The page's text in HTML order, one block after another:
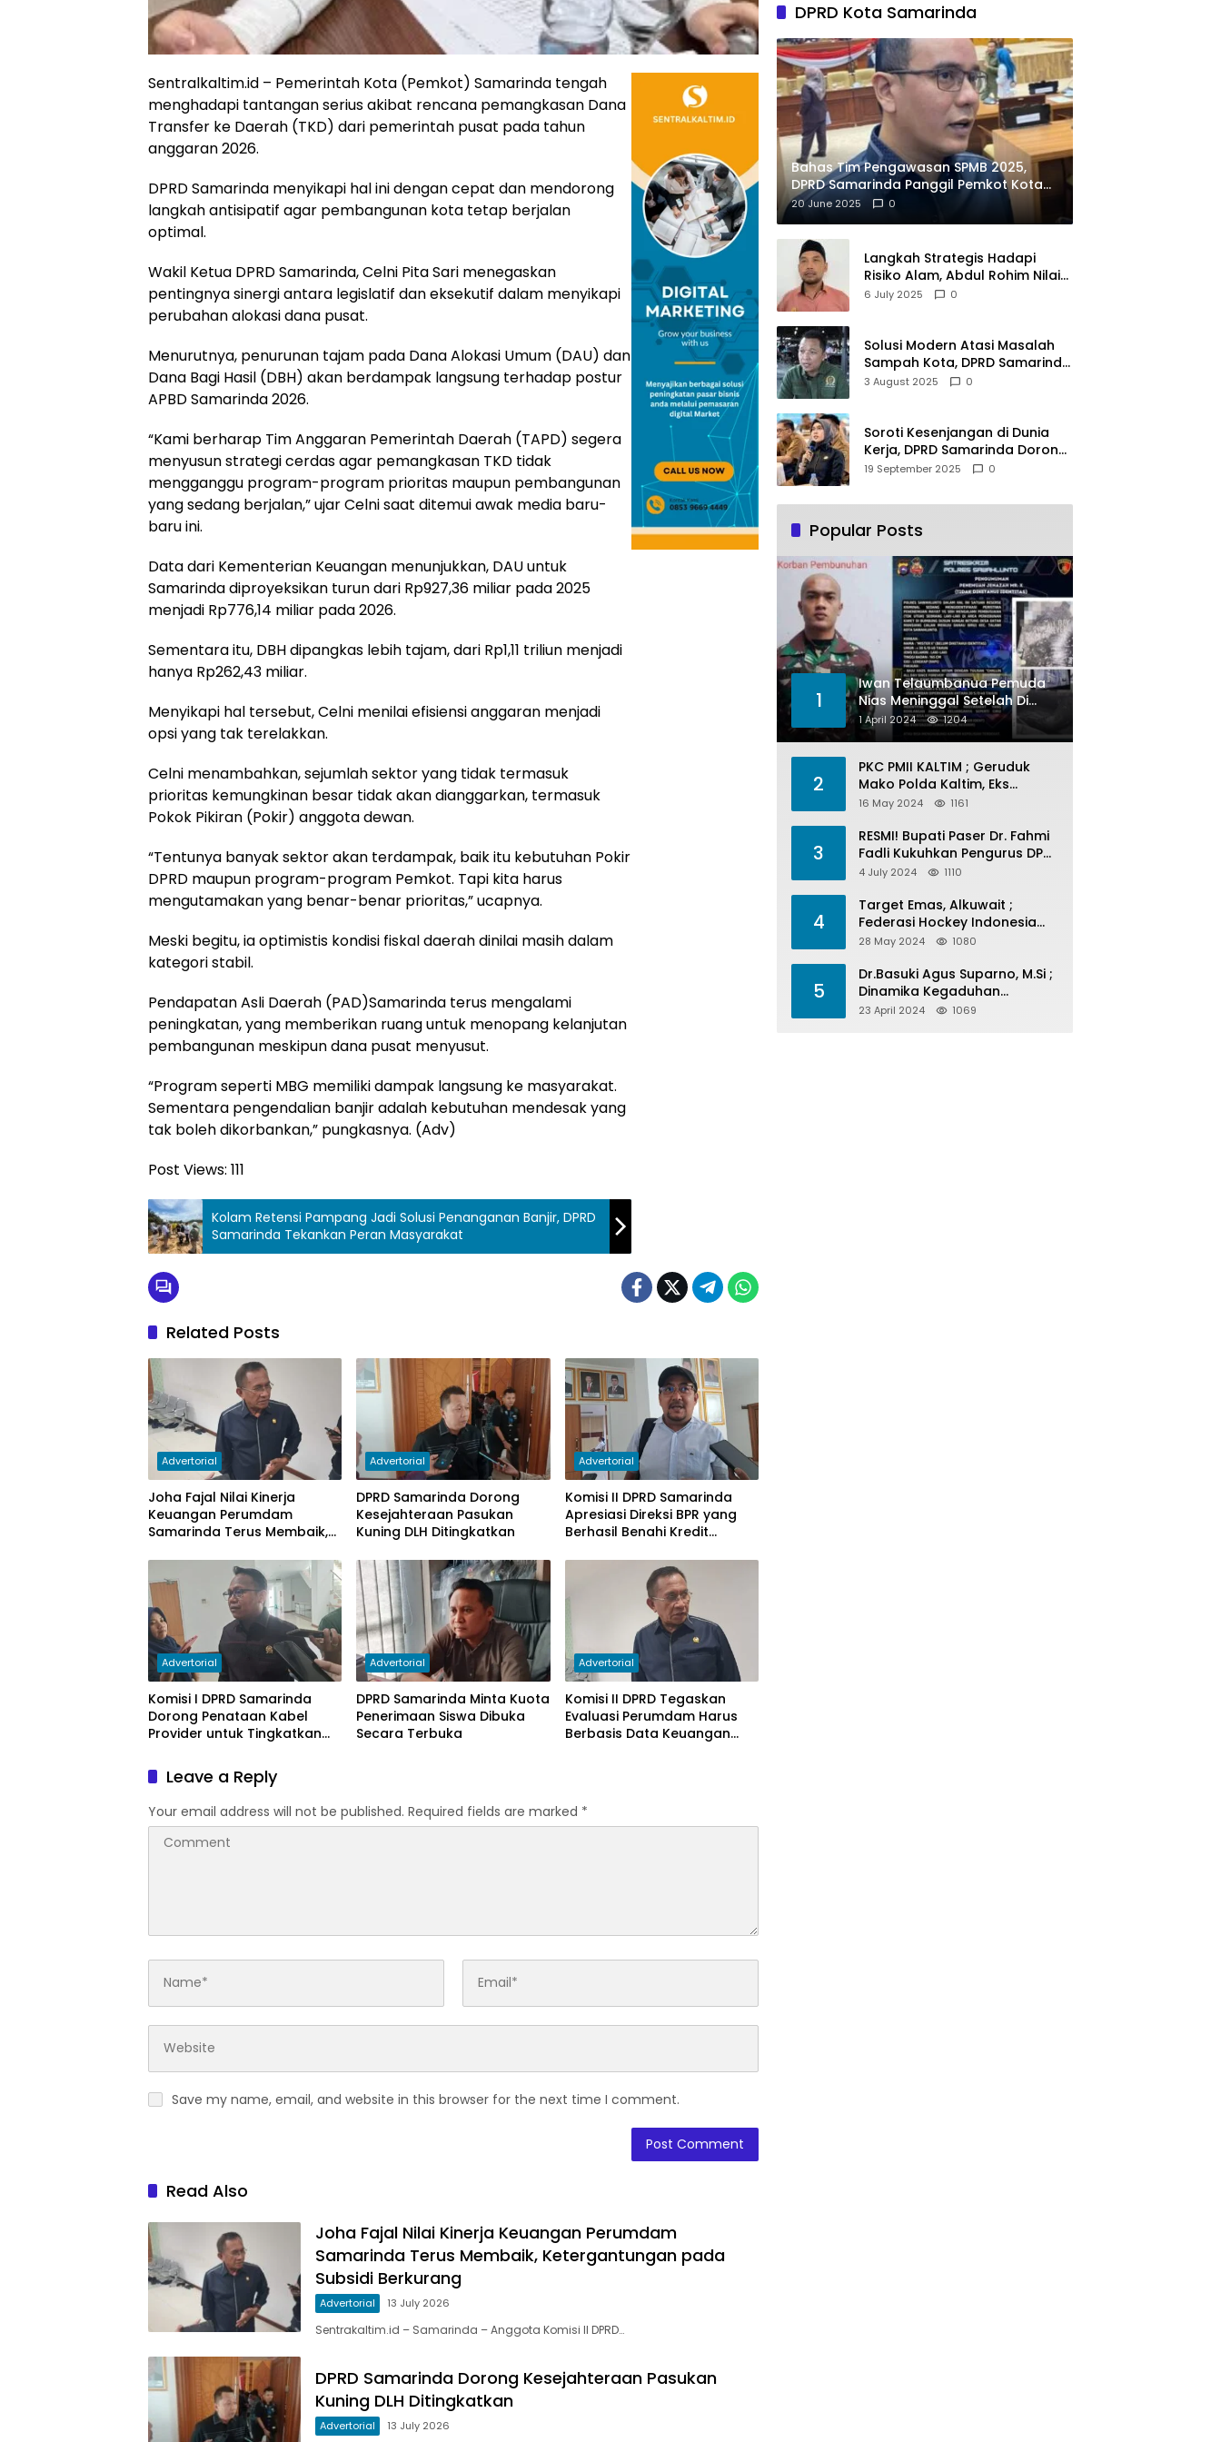
Sentralkaltim.id – Pemerintah Kota (Pemkot) Samarinda tengah
menghadapi tantangan serius akibat rencana pemangkasan Dana
Transfer ke Daerah (TKD) dari pemerintah pusat pada tahun
anggaran 2026.
DPRD Samarinda menyikapi hal ini dengan cepat dan mendorong
langkah antisipatif agar pembangunan kota tetap berjalan
optimal.
Wakil Ketua DPRD Samarinda, Celni Pita Sari menegaskan
pentingnya sinergi antara legislatif dan eksekutif dalam menyikapi
perubahan alokasi dana pusat.
Menurutnya, penurunan tajam pada Dana Alokasi Umum (DAU) dan
Dana Bagi Hasil (DBH) akan berdampak langsung terhadap postur
APBD Samarinda 2026.
“Kami berharap Tim Anggaran Pemerintah Daerah (TAPD) segera
menyusun strategi cerdas agar pemangkasan TKD tidak
mengganggu program-program prioritas maupun pembangunan
yang sedang berjalan,” ujar Celni saat ditemui awak media baru-
baru ini.
Data dari Kementerian Keuangan menunjukkan, DAU untuk
Samarinda diproyeksikan turun dari Rp927,36 miliar pada 2025
menjadi Rp776,14 miliar pada 2026.
Sementara itu, DBH dipangkas lebih tajam, dari Rp1,11 triliun menjadi
hanya Rp262,43 miliar.
Menyikapi hal tersebut, Celni menilai efisiensi anggaran menjadi
opsi yang tak terelakkan.
Celni menambahkan, sejumlah sektor yang tidak termasuk
prioritas kemungkinan besar tidak akan dianggarkan, termasuk
Pokok Pikiran (Pokir) anggota dewan.
“Tentunya banyak sektor akan terdampak, baik itu kebutuhan Pokir
DPRD maupun program-program Pemkot. Tapi kita harus
mengutamakan yang benar-benar prioritas,” ucapnya.
Meski begitu, ia optimistis kondisi fiskal daerah dinilai masih dalam
kategori stabil.
Pendapatan Asli Daerah (PAD)Samarinda terus mengalami
peningkatan, yang memberikan ruang untuk menopang kelanjutan
pembangunan meskipun dana pusat menyusut.
“Program seperti MBG memiliki dampak langsung ke masyarakat.
Sementara pengendalian banjir adalah kebutuhan mendesak yang
tak boleh dikorbankan,” pungkasnya. (Adv)
Post Views: 111
Kolam Retensi Pampang Jadi Solusi Penanganan Banjir, DPRD
Samarinda Tekankan Peran Masyarakat
Related Posts
Advertorial
Joha Fajal Nilai Kinerja
Keuangan Perumdam
Samarinda Terus Membaik,
Subsidi Berkurang
Advertorial
DPRD Samarinda Dorong
Kesejahteraan Pasukan
Kuning DLH Ditingkatkan
Advertorial
Komisi II DPRD Samarinda
Apresiasi Direksi BPR yang
Berhasil Benahi Kredit
Advertorial
Komisi I DPRD Samarinda
Dorong Penataan Kabel
Provider untuk Tingkatkan
Advertorial
DPRD Samarinda Minta Kuota
Penerimaan Siswa Dibuka
Secara Terbuka
Advertorial
Komisi II DPRD Tegaskan
Evaluasi Perumdam Harus
Berbasis Data Keuangan
Leave a Reply
Your email address will not be published. Required fields are marked *
Save my name, email, and website in this browser for the next time I comment.
Read Also
Joha Fajal Nilai Kinerja Keuangan Perumdam
Samarinda Terus Membaik, Ketergantungan pada
Subsidi Berkurang
Advertorial 13 July 2026
Sentrakaltim.id – Samarinda – Anggota Komisi II DPRD…
DPRD Samarinda Dorong Kesejahteraan Pasukan
Kuning DLH Ditingkatkan
Advertorial 13 July 2026
DPRD Kota Samarinda
Bahas Tim Pengawasan SPMB 2025,
DPRD Samarinda Panggil Pemkot Kota
Tepian
20 June 2025 0
Langkah Strategis Hadapi
Risiko Alam, Abdul Rohim Nilai
Samarinda Siap Jadi Pusat
6 July 2025 0
Solusi Modern Atasi Masalah
Sampah Kota, DPRD Samarinda
Dukung Penuh Proyek PLTSA
3 August 2025 0
Soroti Kesenjangan di Dunia
Kerja, DPRD Samarinda Dorong
Pemkot Gencarkan
19 September 2025 0
Popular Posts
1
Iwan Telaumbanua Pemuda
Nias Meninggal Setelah Di
Habisi Oknum TNI AL
1 April 2024 1204
2
PKC PMII KALTIM ; Geruduk
Mako Polda Kaltim, Eks
Lubang Tambang Banyak
16 May 2024 1161
3
RESMI! Bupati Paser Dr. Fahmi
Fadli Kukuhkan Pengurus DPP
LAP 2024-2029
4 July 2024 1110
4
Target Emas, Alkuwait ;
Federasi Hockey Indonesia
Kota Balikpapan Siap Menjadi
28 May 2024 1080
5
Dr.Basuki Agus Suparno, M.Si ;
Dinamika Kegaduhan
Komunikasi Politik Jelang
23 April 2024 1069